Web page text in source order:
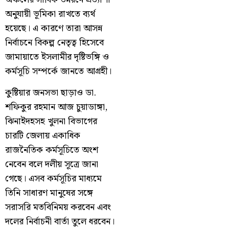
অনুযায়ী ভূমিকা রাখতে ব্যর্থ
হয়েছে। এ কারণে তারা আসন্ন
নির্বাচনে বিকল্প নেতৃত্ব হিসেবে
জামায়াতে ইসলামীর দৃষ্টিভঙ্গি ও
কর্মসূচি সম্পর্কে জানতে আগ্রহী।
কুষ্টিয়ার জনসভা ছাড়াও ডা.
শফিকুর রহমান আজ চুয়াডাঙ্গা,
ঝিনাইদহসহ খুলনা বিভাগের
চারটি জেলায় একাধিক
রাজনৈতিক কর্মসূচিতে অংশ
নেবেন বলে দলীয় সূত্রে জানা
গেছে। এসব কর্মসূচির মাধ্যমে
তিনি সাধারণ মানুষের সঙ্গে
সরাসরি মতবিনিময় করবেন এবং
দলের নির্বাচনী বার্তা তুলে ধরবেন।